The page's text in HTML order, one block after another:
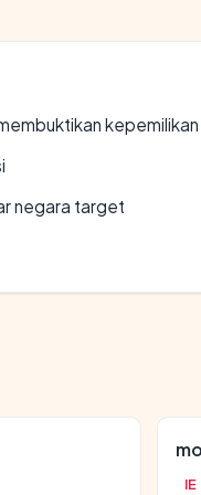
kepemilikan
negara target
IE